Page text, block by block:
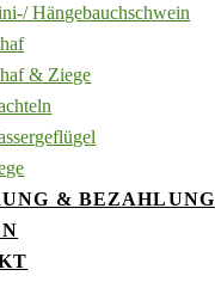
Hängebauchschwein
& Ziege
& BEZAHLUNG